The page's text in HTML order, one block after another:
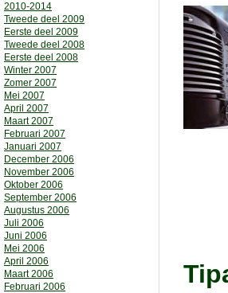
2010-2014
Tweede deel 2009
Eerste deel 2009
Tweede deel 2008
Eerste deel 2008
Winter 2007
Zomer 2007
Mei 2007
April 2007
Maart 2007
Februari 2007
Januari 2007
December 2006
November 2006
Oktober 2006
September 2006
Augustus 2006
Juli 2006
Juni 2006
Mei 2006
April 2006
Maart 2006
Februari 2006